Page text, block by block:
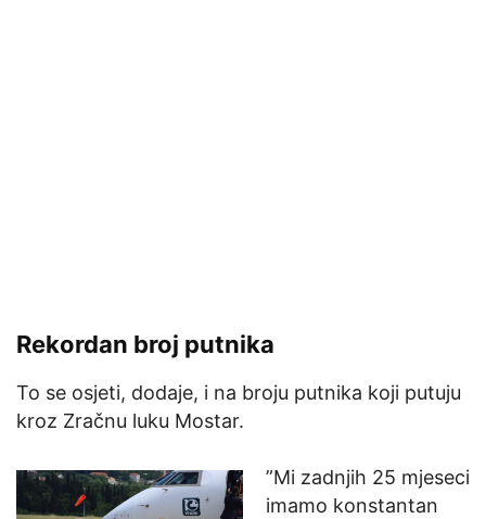
Rekordan broj putnika
To se osjeti, dodaje, i na broju putnika koji putuju
kroz Zračnu luku Mostar.
”Mi zadnjih 25 mjeseci
imamo konstantan